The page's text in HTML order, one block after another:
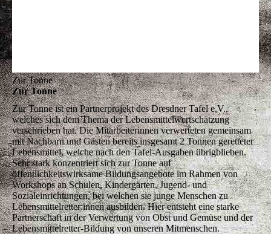
Zur Tonne
Zur Tonne
Zur Tonne ist ein Partnerprojekt des Dresdner Tafel e.V.,
welches sich dem Thema der Lebensmittelwertschätzung
verschrieben hat. Die Mitarbeiterinnen verwerteten gemeinsam
mit Nachbarn und Gästen bereits insgesamt 2 Tonnen geretteter
Lebensmittel, welche nach den Tafel-Ausgaben übrigblieben.
Sehr stark konzentriert sich zur Tonne auf
öffentlichkeitswirksame Bildungsangebote im Rahmen von
Workshops an Schulen, Kindergärten, Jugend- und
Sozialeinrichtungen, bei welchen sie junge Menschen zu
Lebensmittelretter:innen ausbilden. Hier entsteht eine starke
Partnerschaft in der Verwertung von Obst und Gemüse und der
Lebensmittelretter-Bildung von unseren Mitmenschen.